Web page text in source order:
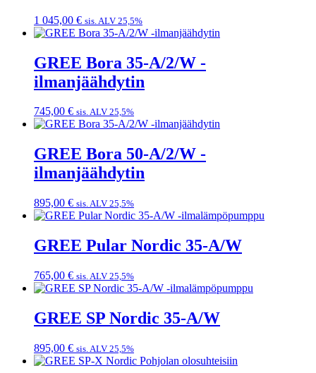
1 045,00 € sis. ALV 25,5%
GREE Bora 35-A/2/W -
ilmanjäähdytin
745,00 € sis. ALV 25,5%
GREE Bora 50-A/2/W -
ilmanjäähdytin
895,00 € sis. ALV 25,5%
GREE Pular Nordic 35-A/W
765,00 € sis. ALV 25,5%
GREE SP Nordic 35-A/W
895,00 € sis. ALV 25,5%